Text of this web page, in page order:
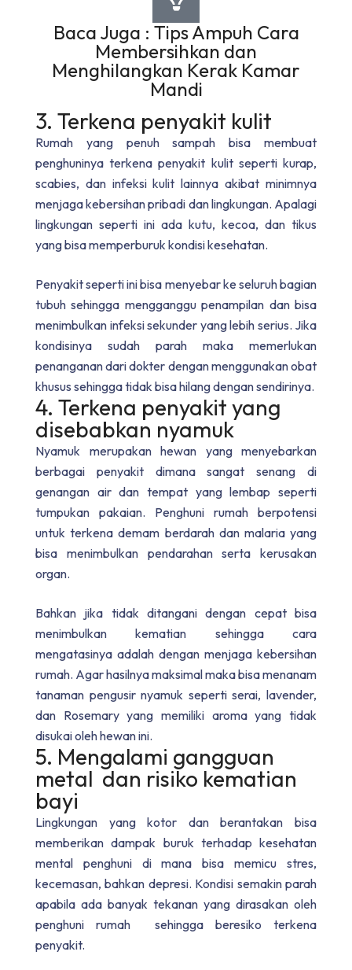
Baca Juga : Tips Ampuh Cara
Membersihkan dan
Menghilangkan Kerak Kamar
Mandi
3. Terkena penyakit kulit
Rumah yang penuh sampah bisa membuat
penghuninya terkena penyakit kulit seperti kurap,
scabies, dan infeksi kulit lainnya akibat minimnya
menjaga kebersihan pribadi dan lingkungan. Apalagi
lingkungan seperti ini ada kutu, kecoa, dan tikus
yang bisa memperburuk kondisi kesehatan.
Penyakit seperti ini bisa menyebar ke seluruh bagian
tubuh sehingga mengganggu penampilan dan bisa
menimbulkan infeksi sekunder yang lebih serius. Jika
kondisinya sudah parah maka memerlukan
penanganan dari dokter dengan menggunakan obat
khusus sehingga tidak bisa hilang dengan sendirinya.
4. Terkena penyakit yang
disebabkan nyamuk
Nyamuk merupakan hewan yang menyebarkan
berbagai penyakit dimana sangat senang di
genangan air dan tempat yang lembap seperti
tumpukan pakaian. Penghuni rumah berpotensi
untuk terkena demam berdarah dan malaria yang
bisa menimbulkan pendarahan serta kerusakan
organ.
Bahkan jika tidak ditangani dengan cepat bisa
menimbulkan kematian sehingga cara
mengatasinya adalah dengan menjaga kebersihan
rumah. Agar hasilnya maksimal maka bisa menanam
tanaman pengusir nyamuk seperti serai, lavender,
dan Rosemary yang memiliki aroma yang tidak
disukai oleh hewan ini.
5. Mengalami gangguan
metal dan risiko kematian
bayi
Lingkungan yang kotor dan berantakan bisa
memberikan dampak buruk terhadap kesehatan
mental penghuni di mana bisa memicu stres,
kecemasan, bahkan depresi. Kondisi semakin parah
apabila ada banyak tekanan yang dirasakan oleh
penghuni rumah sehingga beresiko terkena
penyakit.